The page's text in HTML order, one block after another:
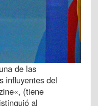
de las
influyentes del
(tiene
al